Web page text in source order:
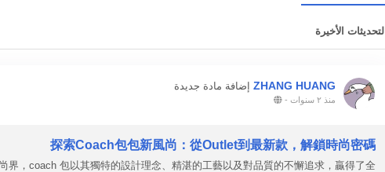
التحديثات الأخيرة
ZHANG HUANG إضافة مادة جديدة
منذ ٢ سنوات -
探索Coach包包新風尚：從Outlet到最新款，解鎖時尚密碼
界，coach 包以其獨特的設計理念、精湛的工藝以及對品質的不懈追求，贏得了全